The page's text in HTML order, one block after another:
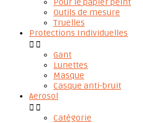
Pour le papier peint
Outils de mesure
Truelles
Protections Individuelles
 
Gant
Lunettes
Masque
Casque anti-bruit
Aerosol
 
Catégorie